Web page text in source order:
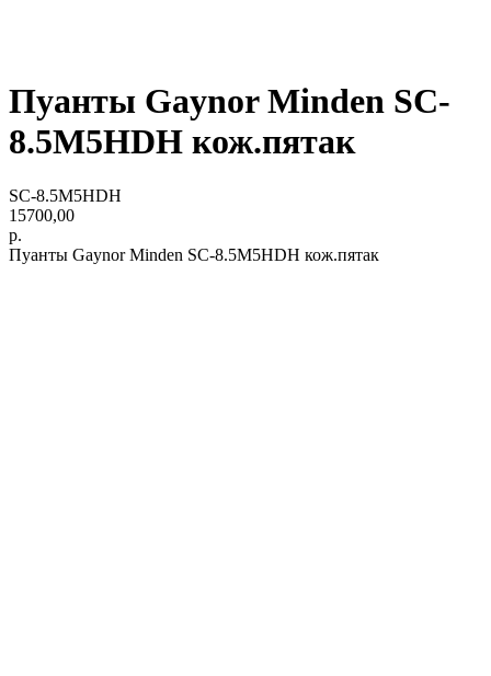
Пуанты Gaynor Minden SC-
8.5M5HDH кож.пятак
SC-8.5M5HDH
15700,00
р.
Пуанты Gaynor Minden SC-8.5M5HDH кож.пятак